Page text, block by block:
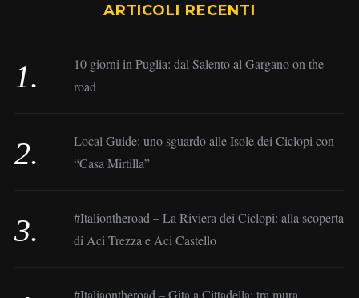
ARTICOLI RECENTI
10 giorni in Puglia: dal Salento al Gargano on the
road
Local Guide: uno sguardo alle Isole dei Ciclopi con
“Casa Mirtilla”
#Italiontheroad – La Riviera dei Ciclopi: alla scoperta
di Aci Trezza e Aci Castello
#Italiaontheroad – Gita a Cittadella: tra mura